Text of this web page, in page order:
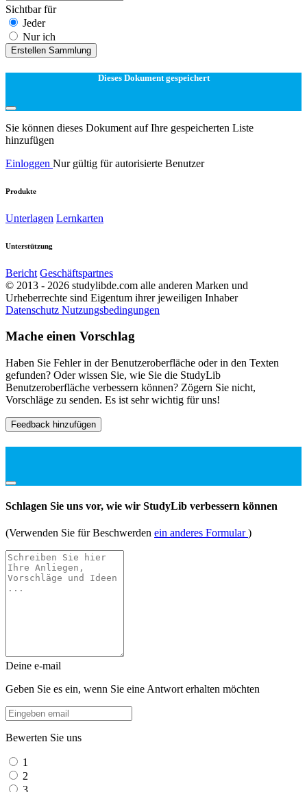
Sichtbar für
Jeder
Nur ich
Erstellen Sammlung
Dieses Dokument gespeichert
Sie können dieses Dokument auf Ihre gespeicherten Liste
hinzufügen
Einloggen Nur gültig für autorisierte Benutzer
Produkte
Unterlagen Lernkarten
Unterstützung
Bericht Geschäftspartnes
© 2013 - 2026 studylibde.com alle anderen Marken und
Urheberrechte sind Eigentum ihrer jeweiligen Inhaber
Datenschutz Nutzungsbedingungen
Mache einen Vorschlag
Haben Sie Fehler in der Benutzeroberfläche oder in den Texten
gefunden? Oder wissen Sie, wie Sie die StudyLib
Benutzeroberfläche verbessern können? Zögern Sie nicht,
Vorschläge zu senden. Es ist sehr wichtig für uns!
Feedback hinzufügen
Schlagen Sie uns vor, wie wir StudyLib verbessern können
(Verwenden Sie für Beschwerden ein anderes Formular)
Deine e-mail
Geben Sie es ein, wenn Sie eine Antwort erhalten möchten
Bewerten Sie uns
1
2
3